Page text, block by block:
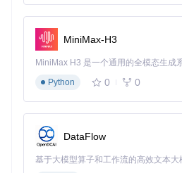
高级用户可以通过修改配置文件实
"proxy"
"host" : "127.0.0.1",
"port"
8899
},
"download": {
"save_path"
"concurrent_tasks"
"max_speed"
0
} ,
MiniMax-H3
Python
0 0
DataFlow
基于大模型算子和工作流的高效文本